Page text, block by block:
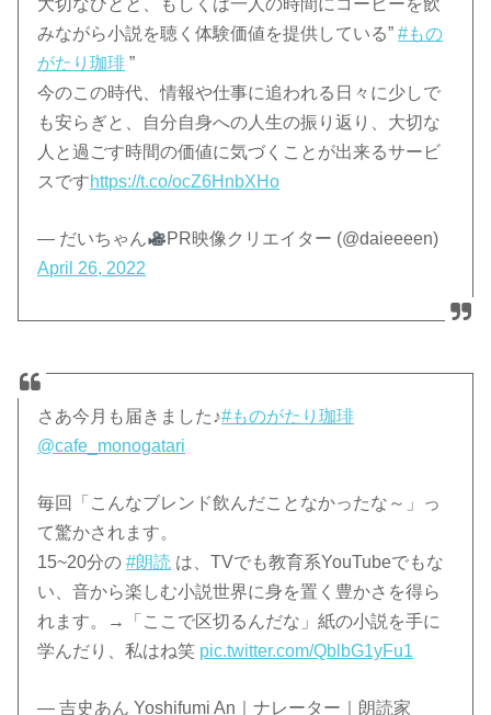
大切なひとと、もしくは一人の時間にコーヒーを飲
みながら小説を聴く体験価値を提供している”#もの
がたり珈琲 ”
今のこの時代、情報や仕事に追われる日々に少しで
も安らぎと、自分自身への人生の振り返り、大切な
人と過ごす時間の価値に気づくことが出来るサービ
スですhttps://t.co/ocZ6HnbXHo
— だいちゃん
PR映像クリエイター (@daieeeen)
April 26, 2022
さあ今月も届きました♪#ものがたり珈琲
@cafe_monogatari
毎回「こんなブレンド飲んだことなかったな～」っ
て驚かされます。
15~20分の#朗読 は、TVでも教育系YouTubeでもな
い、音から楽しむ小説世界に身を置く豊かさを得ら
れます。→「ここで区切るんだな」紙の小説を手に
学んだり、私はね笑 pic.twitter.com/QblbG1yFu1
— 吉史あん Yoshifumi An｜ナレーター｜朗読家